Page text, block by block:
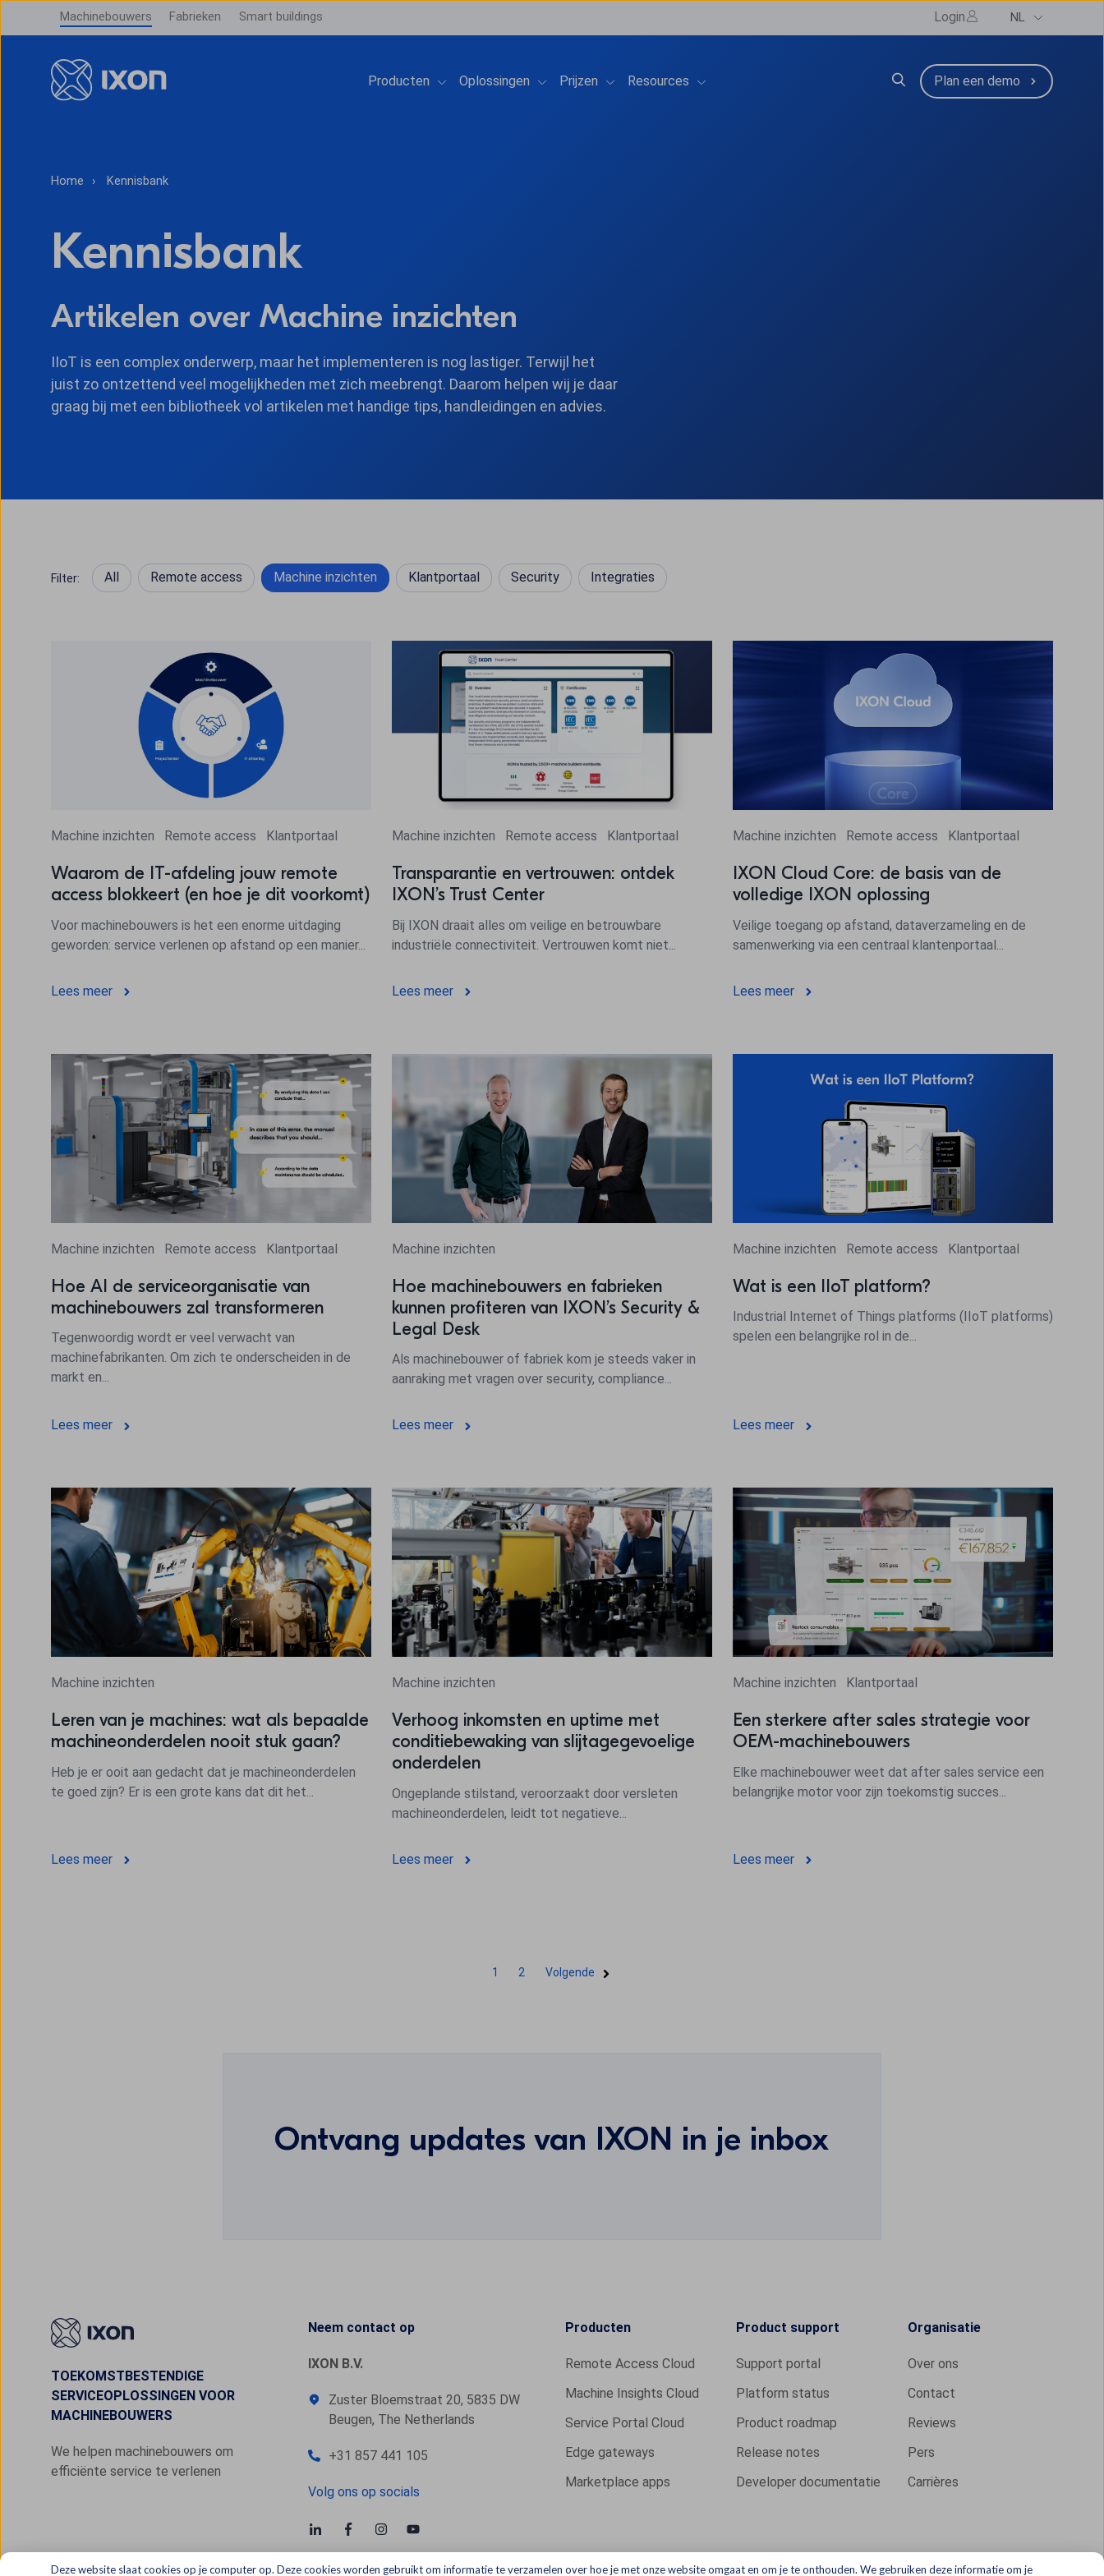
Deze website slaat cookies op je computer op. Deze cookies worden gebruikt om informatie te verzamelen over hoe je met onze website omgaat en om je te onthouden. We gebruiken deze informatie om je
Machinebouwers Fabrieken Smart buildings Login NL
Producten Show submenu for Producten
Oplossingen Show submenu for Oplossingen
Prijzen Show submenu for Prijzen
Resources Show submenu for Resources Plan een demo
Home Kennisbank
Kennisbank
Artikelen over Machine inzichten
IIoT is een complex onderwerp, maar het implementeren is nog lastiger. Terwijl het
juist zo ontzettend veel mogelijkheden met zich meebrengt. Daarom helpen wij je daar
graag bij met een bibliotheek vol artikelen met handige tips, handleidingen en advies.
Filter: All Remote access Machine inzichten Klantportaal Security Integraties
Machine inzichten Remote access Klantportaal
Waarom de IT-afdeling jouw remote
access blokkeert (en hoe je dit voorkomt)
Voor machinebouwers is het een enorme uitdaging
geworden: service verlenen op afstand op een manier...
Lees meer
Machine inzichten Remote access Klantportaal
Transparantie en vertrouwen: ontdek
IXON’s Trust Center
Bij IXON draait alles om veilige en betrouwbare
industriële connectiviteit. Vertrouwen komt niet...
Lees meer
Machine inzichten Remote access Klantportaal
IXON Cloud Core: de basis van de
volledige IXON oplossing
Veilige toegang op afstand, dataverzameling en de
samenwerking via een centraal klantenportaal...
Lees meer
Machine inzichten Remote access Klantportaal
Hoe AI de serviceorganisatie van
machinebouwers zal transformeren
Tegenwoordig wordt er veel verwacht van
machinefabrikanten. Om zich te onderscheiden in de
markt en...
Lees meer
Machine inzichten
Hoe machinebouwers en fabrieken
kunnen profiteren van IXON’s Security &
Legal Desk
Als machinebouwer of fabriek kom je steeds vaker in
aanraking met vragen over security, compliance...
Lees meer
Machine inzichten Remote access Klantportaal
Wat is een IIoT platform?
Industrial Internet of Things platforms (IIoT platforms)
spelen een belangrijke rol in de...
Lees meer
Machine inzichten
Leren van je machines: wat als bepaalde
machineonderdelen nooit stuk gaan?
Heb je er ooit aan gedacht dat je machineonderdelen
te goed zijn? Er is een grote kans dat dit het...
Lees meer
Machine inzichten
Verhoog inkomsten en uptime met
conditiebewaking van slijtagegevoelige
onderdelen
Ongeplande stilstand, veroorzaakt door versleten
machineonderdelen, leidt tot negatieve...
Lees meer
Machine inzichten Klantportaal
Een sterkere after sales strategie voor
OEM-machinebouwers
Elke machinebouwer weet dat after sales service een
belangrijke motor voor zijn toekomstig succes...
Lees meer
1 2 Volgende
Ontvang updates van IXON in je inbox
TOEKOMSTBESTENDIGE
SERVICEOPLOSSINGEN VOOR
MACHINEBOUWERS
We helpen machinebouwers om
efficiënte service te verlenen
Neem contact op
IXON B.V.
Zuster Bloemstraat 20, 5835 DW
Beugen, The Netherlands
+31 857 441 105
Volg ons op socials
Producten
Remote Access Cloud
Machine Insights Cloud
Service Portal Cloud
Edge gateways
Marketplace apps
Product support
Support portal
Platform status
Product roadmap
Release notes
Developer documentatie
Organisatie
Over ons
Contact
Reviews
Pers
Carrières